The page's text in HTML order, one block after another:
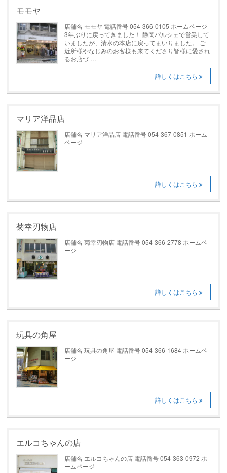
モモヤ
店舗名 モモヤ 電話番号 054-366-0105 ホームページ
3年ぶりに戻ってきました！ 静岡パルシェで営業して
いましたが、清水の本店に戻ってまいりました。 ご
近所様やなじみのお客様も来てくださり皆様に愛され
るお店づ …
詳しくはこちら
マリア洋品店
店舗名 マリア洋品店 電話番号 054-367-0851 ホーム
ページ
詳しくはこちら
菊幸刃物店
店舗名 菊幸刃物店 電話番号 054-366-2778 ホームペ
ージ
詳しくはこちら
玩具の角屋
店舗名 玩具の角屋 電話番号 054-366-1684 ホームペ
ージ
詳しくはこちら
エルコちゃんの店
店舗名 エルコちゃんの店 電話番号 054-363-0972 ホ
ームページ